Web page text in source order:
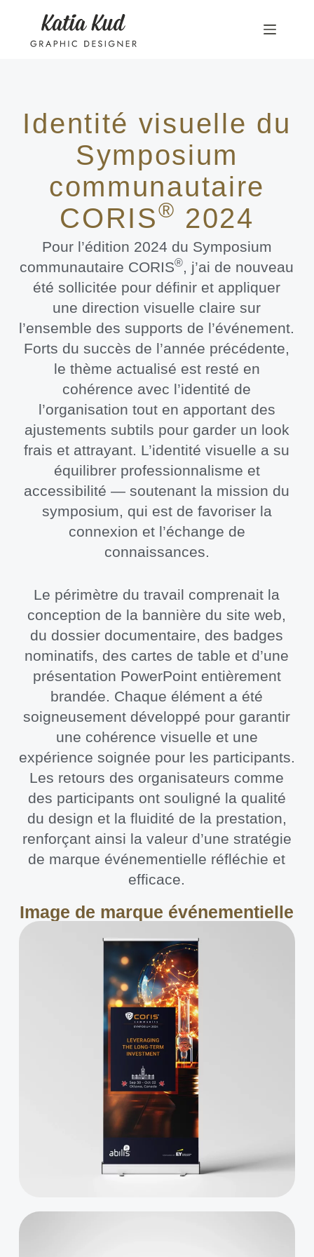
Identité visuelle du
Symposium
communautaire
CORIS® 2024
Pour l’édition 2024 du Symposium
communautaire CORIS®, j’ai de nouveau
été sollicitée pour définir et appliquer
une direction visuelle claire sur
l’ensemble des supports de l’événement.
Forts du succès de l’année précédente,
le thème actualisé est resté en
cohérence avec l’identité de
l’organisation tout en apportant des
ajustements subtils pour garder un look
frais et attrayant. L’identité visuelle a su
équilibrer professionnalisme et
accessibilité — soutenant la mission du
symposium, qui est de favoriser la
connexion et l’échange de
connaissances.
Le périmètre du travail comprenait la
conception de la bannière du site web,
du dossier documentaire, des badges
nominatifs, des cartes de table et d’une
présentation PowerPoint entièrement
brandée. Chaque élément a été
soigneusement développé pour garantir
une cohérence visuelle et une
expérience soignée pour les participants.
Les retours des organisateurs comme
des participants ont souligné la qualité
du design et la fluidité de la prestation,
renforçant ainsi la valeur d’une stratégie
de marque événementielle réfléchie et
efficace.
Image de marque événementielle